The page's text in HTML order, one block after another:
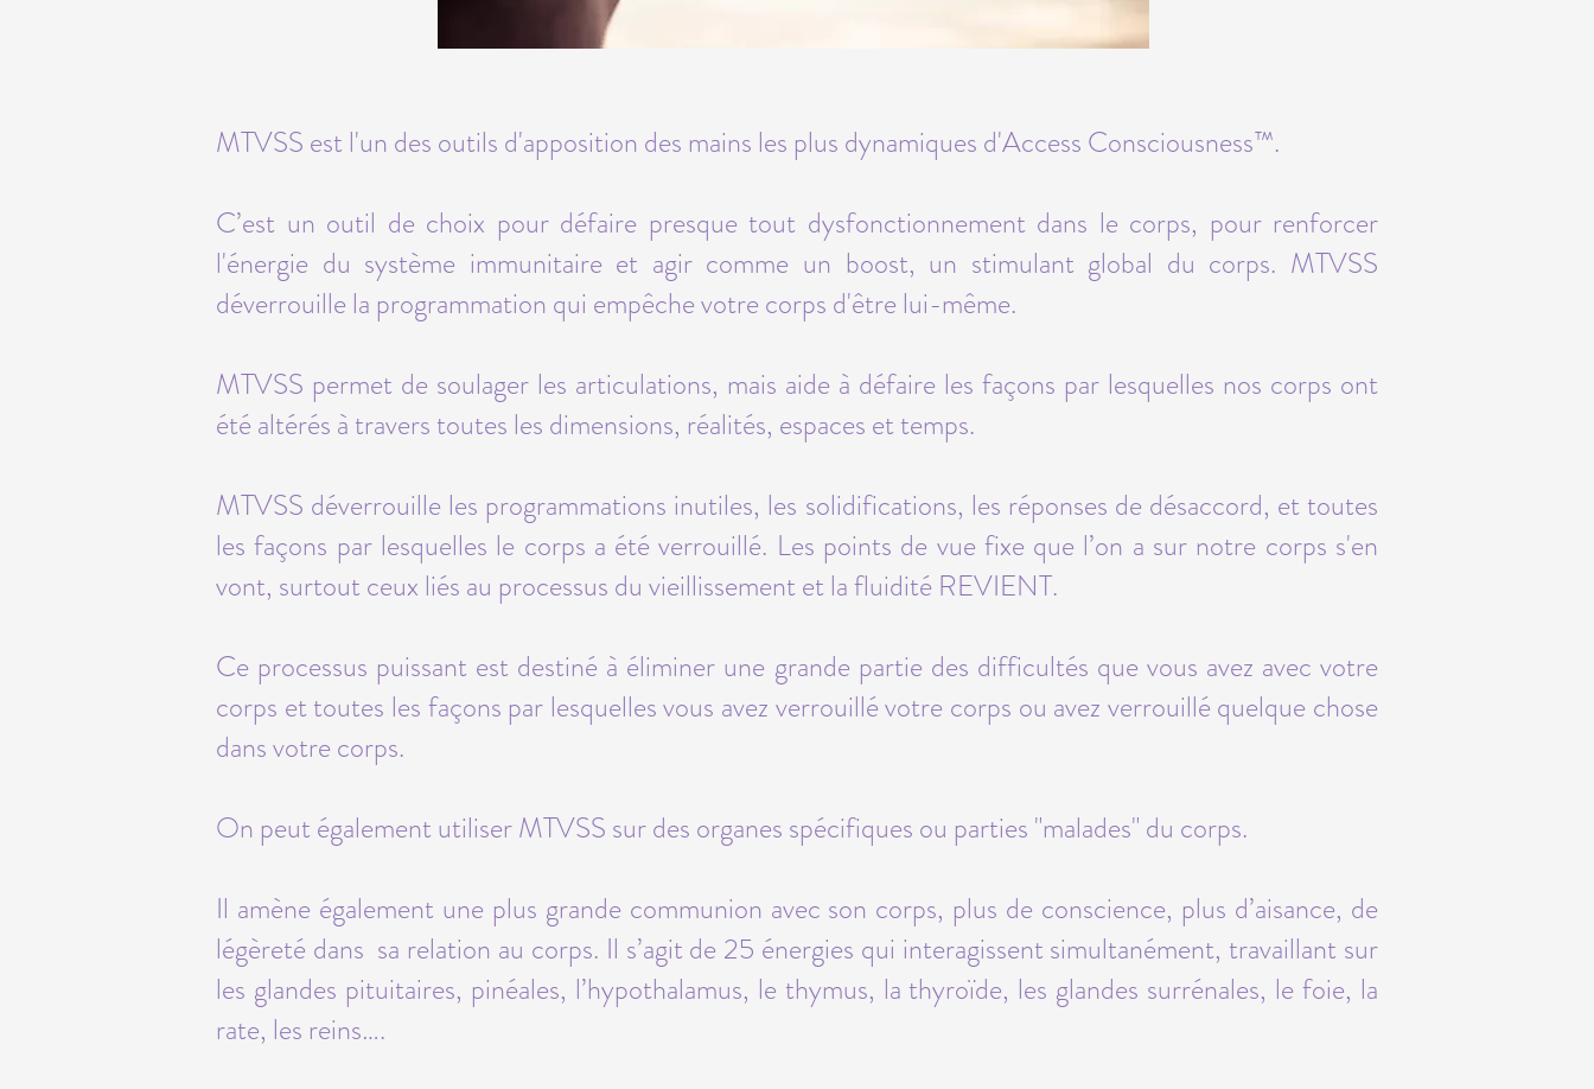
MTVSS est l'un des outils d'apposition des mains les plus dynamiques d'Access Consciousness™.
C’est un outil de choix pour défaire presque tout dysfonctionnement dans le corps, pour renforcer
l'énergie du système immunitaire et agir comme un boost, un stimulant global du corps. MTVSS
déverrouille la programmation qui empêche votre corps d'être lui-même.
MTVSS permet de soulager les articulations, mais aide à défaire les façons par lesquelles nos corps ont
été altérés à travers toutes les dimensions, réalités, espaces et temps.
MTVSS déverrouille les programmations inutiles, les solidifications, les réponses de désaccord, et toutes
les façons par lesquelles le corps a été verrouillé. Les points de vue fixe que l’on a sur notre corps s'en
vont, surtout ceux liés au processus du vieillissement et la fluidité REVIENT.
Ce processus puissant est destiné à éliminer une grande partie des difficultés que vous avez avec votre
corps et toutes les façons par lesquelles vous avez verrouillé votre corps ou avez verrouillé quelque chose
dans votre corps.
On peut également utiliser MTVSS sur des organes spécifiques ou parties "malades" du corps.
Il amène également une plus grande communion avec son corps, plus de conscience, plus d’aisance, de
légèreté dans sa relation au corps. Il s’agit de 25 énergies qui interagissent simultanément, travaillant sur
les glandes pituitaires, pinéales, l’hypothalamus, le thymus, la thyroïde, les glandes surrénales, le foie, la
rate, les reins….